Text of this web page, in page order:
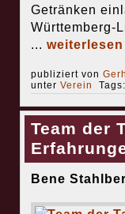
Getränken
Württemberg-
... weiterlesen
publiziert von
unter Verein Tags:
Team der
Bene